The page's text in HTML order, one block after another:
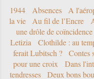
1944 Absences A
la vie
Au fil de l’Encre
une drôle de coïncidence
Letizia
Clothilde : au
ferait Lubitsch ?
Contes
pour une croix
Dans
tendresses
Deux bons